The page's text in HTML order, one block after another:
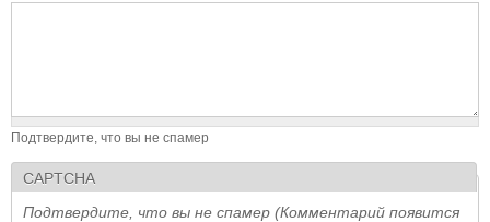
Подтвердите, что вы не спамер
CAPTCHA
Подтвердите, что вы не спамер (Комментарий появится